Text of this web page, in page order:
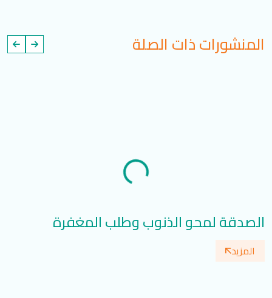
المنشورات ذات الصلة
الصدقة لمحو الذنوب وطلب المغفرة
المزيد